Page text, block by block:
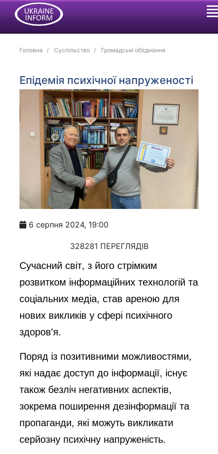
Головна Суспільство Громадські об’єднання
Епідемія психічної напруженості
6 серпня 2024, 19:00
328281 ПЕРЕГЛЯДІВ
Сучасний світ, з його стрімким
розвитком інформаційних технологій та
соціальних медіа, став ареною для
нових викликів у сфері психічного
здоров'я.
Поряд із позитивними можливостями,
які надає доступ до інформації, існує
також безліч негативних аспектів,
зокрема поширення дезінформації та
пропаганди, які можуть викликати
серйозну психічну напруженість.